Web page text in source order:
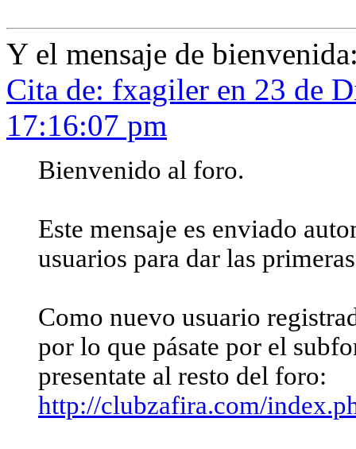
Y el mensaje de
Cita de: fxagiler en 23 de
17:16:07 pm
Bienvenido al foro.
Este mensaje es enviado
usuarios para dar las
Como nuevo usuario
por lo que pásate por el
presentate al resto del foro:
http://clubzafira.com/